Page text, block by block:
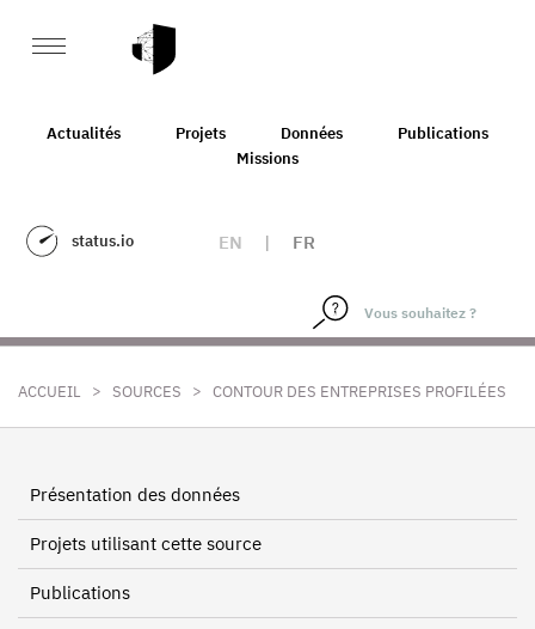
Actualités Projets Données
Publications
Missions
status.io EN | FR
ACCUEIL > SOURCES > CONTOUR DES ENTREPRISES PROFILÉES
Présentation des données
Projets utilisant cette source
Publications